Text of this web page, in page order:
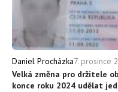
Daniel Procházka7. prosince
Velká změna pro držitele
konce roku 2024 udělat